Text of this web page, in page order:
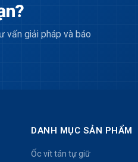
vấn giải pháp và báo
DANH MỤC SẢN PHẨM
Ốc vít tán tự giữ